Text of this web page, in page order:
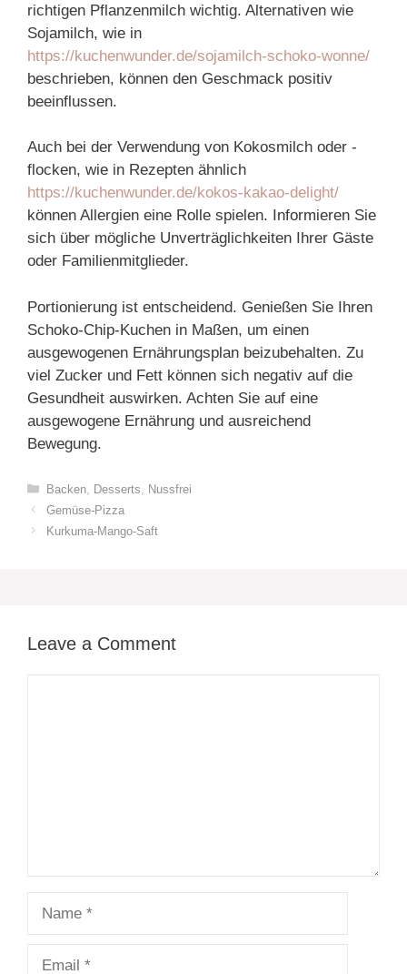
richtigen Pflanzenmilch wichtig. Alternativen wie
Sojamilch, wie in
https://kuchenwunder.de/sojamilch-schoko-wonne/
beschrieben, können den Geschmack positiv
beeinflussen.
Auch bei der Verwendung von Kokosmilch oder -
flocken, wie in Rezepten ähnlich
https://kuchenwunder.de/kokos-kakao-delight/
können Allergien eine Rolle spielen. Informieren Sie
sich über mögliche Unverträglichkeiten Ihrer Gäste
oder Familienmitglieder.
Portionierung ist entscheidend. Genießen Sie Ihren
Schoko-Chip-Kuchen in Maßen, um einen
ausgewogenen Ernährungsplan beizubehalten. Zu
viel Zucker und Fett können sich negativ auf die
Gesundheit auswirken. Achten Sie auf eine
ausgewogene Ernährung und ausreichend
Bewegung.
Categories
Backen, Desserts
Nussfrei
Gemüse-Pizza
Kurkuma-Mango-Saft
Leave a Comment